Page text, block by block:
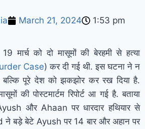
March 21, 2024 1:53 pm
मार्च को दो मासूमों की बेरहमी से हत्या
Case) कर दी गई थी. इस घटना ने न
बल्कि पूरे देश को झकझोर कर रख दिया है.
की पोस्टमार्टम रिपोर्ट आ गई है. बताया
और Ahaan पर धारदार हथियार से
ने बड़े बेटे Ayush पर 14 बार और अहान पर